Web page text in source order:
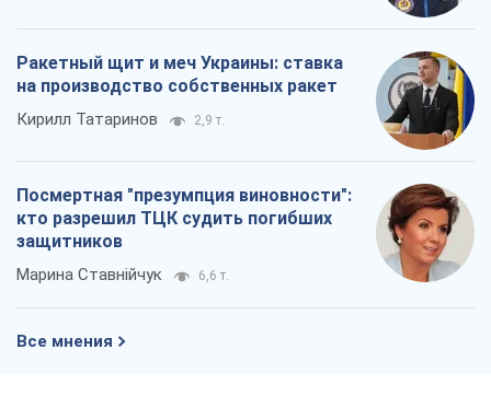
Ракетный щит и меч Украины: ставка
на производство собственных ракет
Кирилл Татаринов 2,9 т.
Посмертная "презумпция виновности":
кто разрешил ТЦК судить погибших
защитников
Марина Ставнійчук 6,6 т.
Все мнения